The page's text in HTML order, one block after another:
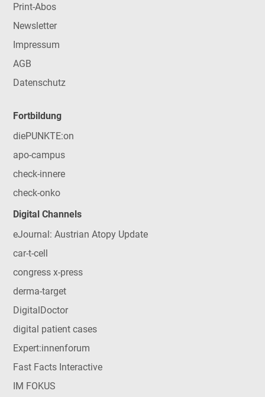
Print-Abos
Newsletter
Impressum
AGB
Datenschutz
Fortbildung
diePUNKTE:on
apo-campus
check-innere
check-onko
Digital Channels
eJournal: Austrian Atopy Update
car-t-cell
congress x-press
derma-target
DigitalDoctor
digital patient cases
Expert:innenforum
Fast Facts Interactive
IM FOKUS